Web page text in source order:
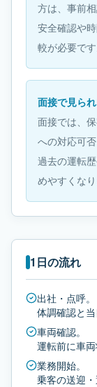
方は、事前
安全確認や
較が必要です
面接で見ら
面接では、
への対応可
過去の運転
めやすくなり
1日の流れ
出社・点呼。
体調確認と
車両確認。
運転前に車
業務開始。
乗客の送迎